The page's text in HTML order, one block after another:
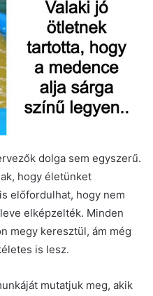
dolga sem egyszerű.
hogy életünket
előfordulhat, hogy nem
elképzelték. Minden
megy keresztül, ám még
is lesz.
mutatjuk meg, akik